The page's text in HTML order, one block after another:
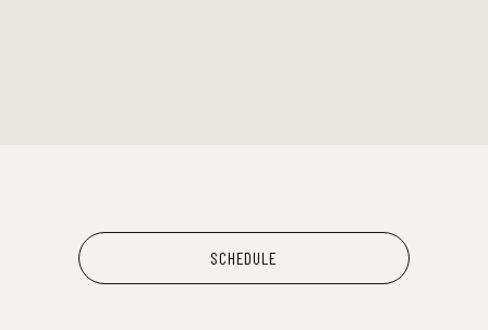
SCHEDULE